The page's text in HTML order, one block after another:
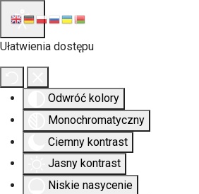
Ułatwienia dostępu
Odwróć kolory
Monochromatyczny
Ciemny kontrast
Jasny kontrast
Niskie nasycenie